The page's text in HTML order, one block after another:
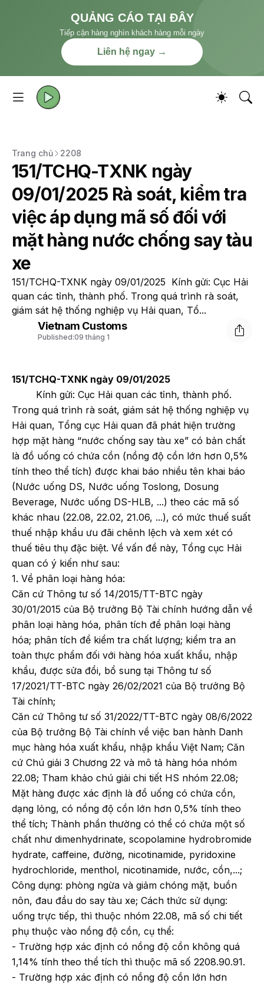
QUẢNG CÁO TẠI ĐÂY
Tiếp cận hàng nghìn khách hàng mỗi ngày
Liên hệ ngay →
Trang chủ 2208
151/TCHQ-TXNK ngày
09/01/2025 Rà soát, kiểm tra
việc áp dụng mã số đối với
mặt hàng nước chống say tàu
xe
151/TCHQ-TXNK ngày 09/01/2025 Kính gửi: Cục Hải
quan các tỉnh, thành phố. Trong quá trình rà soát,
giám sát hệ thống nghiệp vụ Hải quan, Tổ...
Vietnam Customs
Published:09 tháng 1
151/TCHQ-TXNK ngày 09/01/2025
Kính gửi: Cục Hải quan các tỉnh, thành phố.
Trong quá trình rà soát, giám sát hệ thống nghiệp vụ
Hải quan, Tổng cục Hải quan đã phát hiện trường
hợp mặt hàng “nước chống say tàu xe” có bản chất
là đồ uống có chứa cồn (nồng độ cồn lớn hơn 0,5%
tính theo thể tích) được khai báo nhiều tên khai báo
(Nước uống DS, Nước uống Toslong, Dosung
Beverage, Nước uống DS-HLB, ...) theo các mã số
khác nhau (22.08, 22.02, 21.06, ...), có mức thuế suất
thuế nhập khẩu ưu đãi chênh lệch và xem xét có
thuế tiêu thụ đặc biệt. Về vấn đề này, Tổng cục Hải
quan có ý kiến như sau:
1. Về phân loại hàng hóa:
Căn cứ Thông tư số 14/2015/TT-BTC ngày
30/01/2015 của Bộ trưởng Bộ Tài chính hướng dẫn về
phân loại hàng hóa, phân tích để phân loại hàng
hóa; phân tích để kiểm tra chất lượng; kiểm tra an
toàn thực phẩm đối với hàng hóa xuất khẩu, nhập
khẩu, được sửa đổi, bổ sung tại Thông tư số
17/2021/TT-BTC ngày 26/02/2021 của Bộ trưởng Bộ
Tài chính;
Căn cứ Thông tư số 31/2022/TT-BTC ngày 08/6/2022
của Bộ trưởng Bộ Tài chính về việc ban hành Danh
mục hàng hóa xuất khẩu, nhập khẩu Việt Nam; Căn
cứ Chú giải 3 Chương 22 và mô tả hàng hóa nhóm
22.08; Tham khảo chú giải chi tiết HS nhóm 22.08;
Mặt hàng được xác định là đồ uống có chứa cồn,
dạng lỏng, có nồng độ cồn lớn hơn 0,5% tính theo
thể tích; Thành phần thường có thể có chứa một số
chất như dimenhydrinate, scopolamine hydrobromide
hydrate, caffeine, đường, nicotinamide, pyridoxine
hydrochloride, menthol, nicotinamide, nước, cồn,...;
Công dụng: phòng ngừa và giảm chóng mặt, buồn
nôn, đau đầu do say tàu xe; Cách thức sử dụng:
uống trực tiếp, thì thuộc nhóm 22.08, mã số chi tiết
phụ thuộc vào nồng độ cồn, cụ thể:
- Trường hợp xác định có nồng độ cồn không quá
1,14% tính theo thể tích thì thuộc mã số 2208.90.91.
- Trường hợp xác định có nồng độ cồn lớn hơn